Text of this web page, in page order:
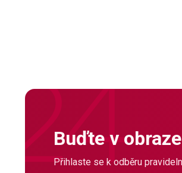
Buďte v
Přihlaste se k odběru